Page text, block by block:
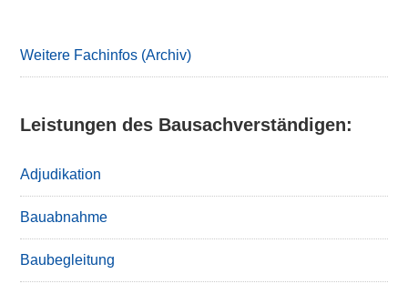
Weitere Fachinfos (Archiv)
Leistungen des Bausachverständigen:
Adjudikation
Bauabnahme
Baubegleitung